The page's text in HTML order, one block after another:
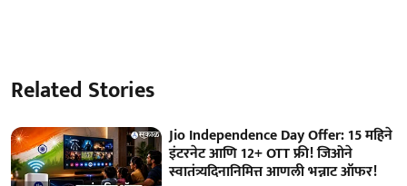
Related Stories
Jio Independence Day Offer: 15 महिने
इंटरनेट आणि 12+ OTT फ्री! जिओने
स्वातंत्र्यदिनानिमित्त आणली भन्नाट ऑफर!